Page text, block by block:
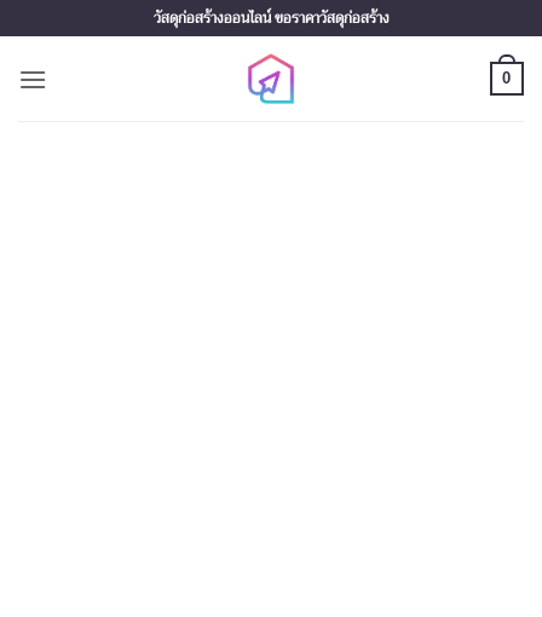
to
content
วัสดุก่อสร้างออนไลน์ ขอราคาวัสดุก่อสร้าง
0